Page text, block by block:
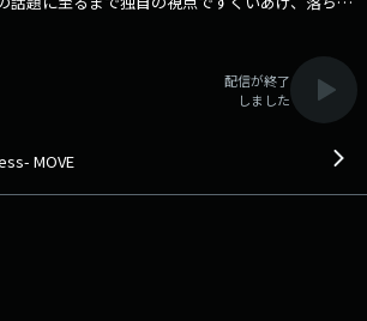
す。 ▽16:50〜 【 あぐりずむ 】 日本の未来
〜 【 ウェザー・インフォメーション 】 --
ック・インフォメーション 】 交通情報をお
Volkswagen TREASURES 】 人生の中で誰も
るものもないものも含めて、リスナーの心を支
楽との出会い”を日常に届ける、ショートフォー
リスナーにとっての“はじめての出会い”となる
した今だからこそ、“誰かの手で選ばれた音”との
配信が終了
しました
MOVE